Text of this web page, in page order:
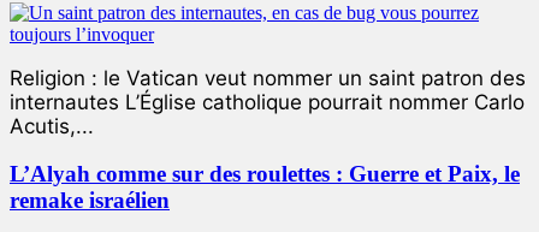
Religion : le Vatican veut nommer un saint patron des
internautes L’Église catholique pourrait nommer Carlo
Acutis,...
L’Alyah comme sur des roulettes : Guerre et Paix, le
remake israélien